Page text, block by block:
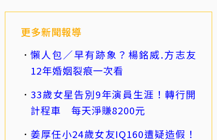
更多新聞報導
懶人包／早有跡象？楊銘威.方志友
12年婚姻裂痕一次看
33歲女星告別9年演員生涯！轉行開
計程車 每天淨賺8200元
姜厚任小24歲女友IQ160遭疑造假！